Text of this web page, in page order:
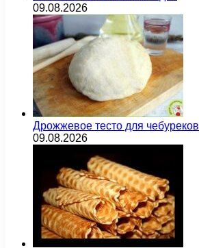
09.08.2026
Дрожжевое тесто для чебуреков
09.08.2026